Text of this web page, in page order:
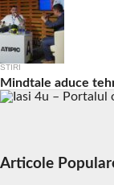
STIRI
Mindtale aduce
Articole